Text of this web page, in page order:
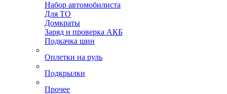
Набор автомобилиста
Для ТО
Домкраты
Заряд и проверка АКБ
Подкачка шин
Оплетки на руль
Подкрылки
Прочее